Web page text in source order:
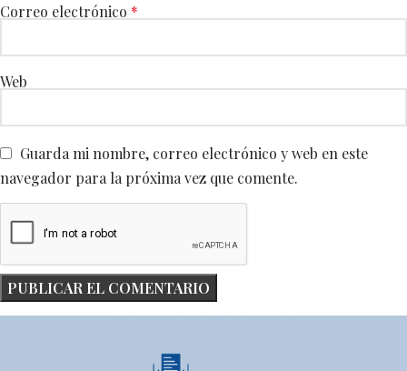
Correo electrónico *
Web
Guarda mi nombre, correo electrónico y web en este
navegador para la próxima vez que comente.